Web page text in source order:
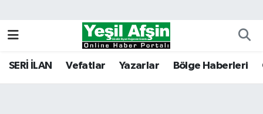
SERİ İLAN Vefatlar Yazarlar Bölge Haberleri
Kahramanmaraş Nöbetçi Eczaneler